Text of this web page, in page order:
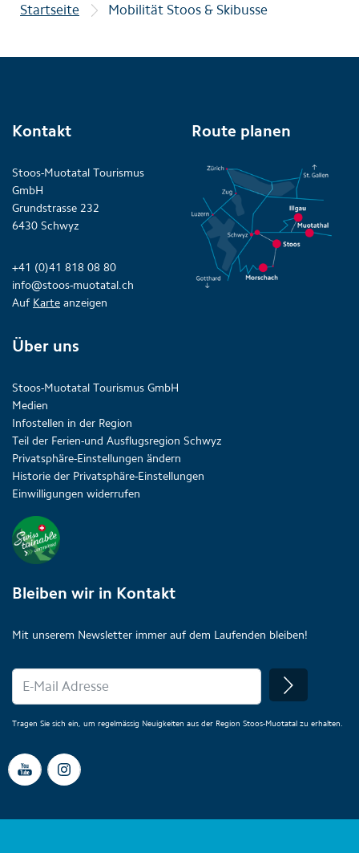
Startseite Mobilität Stoos & Skibusse
Kontakt
Stoos-Muotatal Tourismus
GmbH
Grundstrasse 232
6430 Schwyz
+41 (0)41 818 08 80
info@stoos-muotatal.ch
Auf Karte anzeigen
Route planen
Über uns
Stoos-Muotatal Tourismus GmbH
Medien
Infostellen in der Region
Teil der Ferien-und Ausflugsregion Schwyz
Privatsphäre-Einstellungen ändern
Historie der Privatsphäre-Einstellungen
Einwilligungen widerrufen
Bleiben wir in Kontakt
Mit unserem Newsletter immer auf dem Laufenden bleiben!
Tragen Sie sich ein, um regelmässig Neuigkeiten aus der Region Stoos-Muotatal zu erhalten.